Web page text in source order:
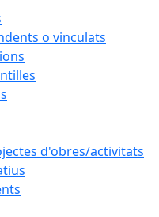
o vinculats
d'obres/activitats